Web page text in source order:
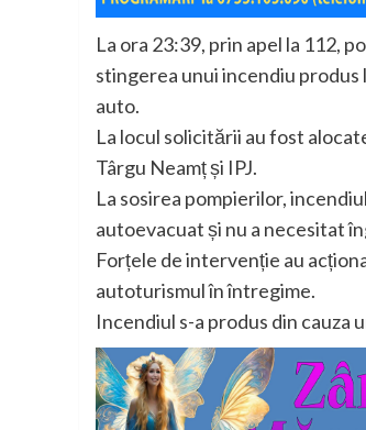
La ora 23:39, prin apel la 112,
stingerea unui incendiu produs
auto.
La locul solicitării au fost
Târgu Neamț și IPJ.
La sosirea pompierilor,
autoevacuat și nu a necesitat
Forțele de intervenție au
autoturismul în întregime.
Incendiul s-a produs din